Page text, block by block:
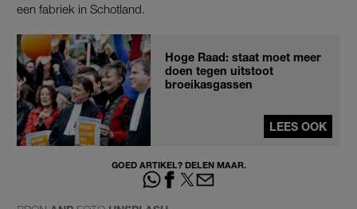
een fabriek in Schotland.
Hoge Raad: staat moet meer
doen tegen uitstoot
broeikasgassen
LEES OOK
GOED ARTIKEL? DELEN MAAR.